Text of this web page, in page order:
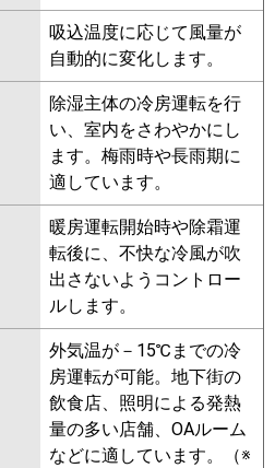
GP63RGHJ8 RCB-
RCB-GP63RGHJ6
GP63RGHJ5 RCB-
RCB-AP63GHJ7
GP63RGHJ3 RCB-AP63GHJ6
GP63RGHJ2
ca
sil
ca
sil
sil
silent
P63F7SGNB PA-P63F7SGB
P63F7SG PA-P63F7SGN PA-
PA-P63F6SGNB PA-
PA-P63F6SGN
吸込温度に応じて風量が
自動的に変化します。
除湿主体の冷房運転を行
い、室内をさわやかにし
ます。梅雨時や長雨期に
適しています。
暖房運転開始時や除霜運
転後に、不快な冷風が吹
出さないようコントロー
ルします。
外気温が－15℃までの冷
房運転が可能。地下街の
飲食店、照明による発熱
量の多い店舗、OAルーム
などに適しています。（※